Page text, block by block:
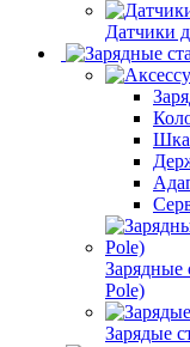
Датчики
Зарядные
Pole)
Зарядые